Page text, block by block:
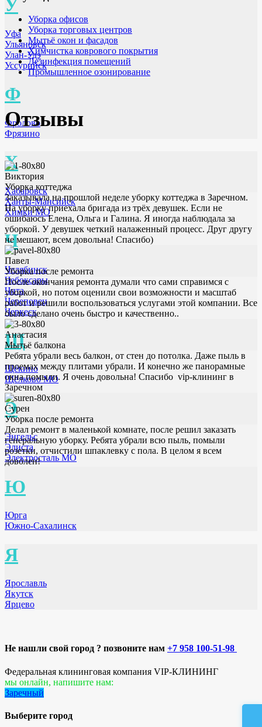
У
Уфа
Ульяновск
Улан-Удэ
Уссурийск
Ф
Фролово
Фрязино
Х
Хабаровск
Ханты-Мансийск
Химки МО
Ч
Челябинск
Чебоксары
Чита
Череповец
Черкеск
Щ
Щёкино
Щёлково МО
Э
Энгельс
Элиста
Электросталь МО
Ю
Юрга
Южно-Сахалинск
Я
Ярославль
Якутск
Ярцево
Не нашли свой город ? позвоните нам +7 958 100-51-98
Федеральная клининговая компания VIP-КЛИНИНГ
мы онлайн, напишите нам:
Заречный
Выберите город
Уборка офисов
Уборка торговых центров
Мытьё окон и фасадов
Химчистка коврового покрытия
Дезинфекция помещений
Промышленное озонирование
Отзывы
Виктория
Уборка коттеджа
Заказывала на прошлой неделе уборку коттеджа в Заречном.
На уборку приехала бригада из трёх девушек. Если не
ошибаюсь Елена, Ольга и Галина. Я иногда наблюдала за
уборкой. У девушек четкий налаженный процесс. Друг другу
не мешают, всем довольна! Спасибо)
Павел
Уборка после ремонта
После окончания ремонта думали что сами справимся с
уборкой, но потом оценили свои возможности и масштаб
работ и решили воспользоваться услугами этой компании. Все
было сделано очень быстро и качественно..
Анастасия
Мытьё балкона
Ребята убрали весь балкон, от стен до потолка. Даже пыль в
проемах между плитами убрали. И конечно же панорамные
окна помыли. Я очень довольна! Спасибо vip-клининг в
Заречном
Сурен
Уборка после ремонта
Делал ремонт в маленькой комнате, после решил заказать
генеральную уборку. Ребята убрали всю пыль, помыли
розетки, отчистили шпаклевку с пола. В целом я всем
доволен!